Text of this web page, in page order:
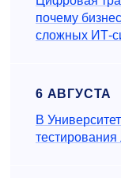
почему
сложных ИТ-
6 АВГУСТА
В